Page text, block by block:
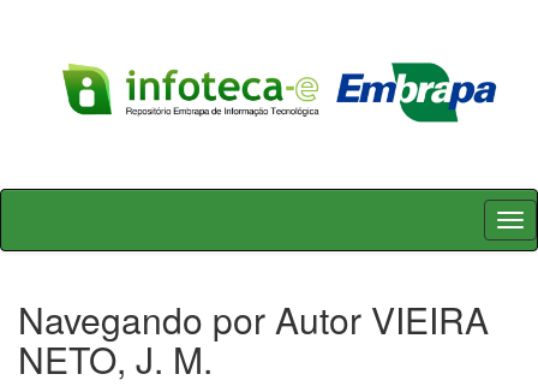
Skip
Navegando por Autor VIEIRA
NETO, J. M.